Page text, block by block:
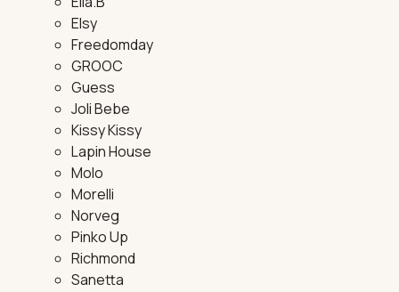
Elsy
Freedomday
GROOC
Guess
Joli Bebe
Kissy Kissy
Lapin House
Molo
Morelli
Norveg
Pinko Up
Richmond
Sanetta